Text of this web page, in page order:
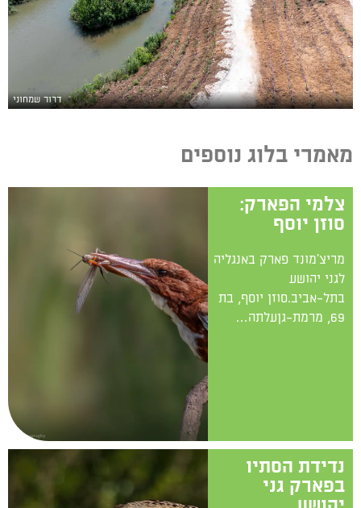
דרור שמחוני
מאמרי בלוג נוספים
צלמי הפארק:
סוזן יוסף
מריצ'מונד פארק באנגליה
לגני יהושע
בתל-אביב.סוזן יוסף, בת
69, מרמת-גןעלתה…
נדידת הסתיו
בפארק גני